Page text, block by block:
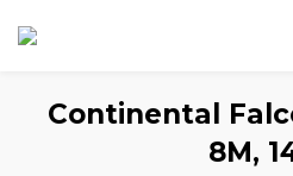
Continental
8M,